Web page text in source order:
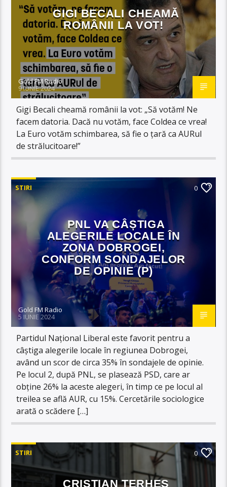
GIGI BECALI CHEAMĂ
ROMÂNII LA VOT!
Gold FM Radio
9 IUNIE 2024
Gigi Becali cheamă românii la vot: „Să votăm! Ne
facem datoria. Dacă nu votăm, face Coldea ce vrea!
La Euro votăm schimbarea, să fie o țară ca AURul
de strălucitoare!”
STIRI 0
PNL VA CÂȘTIGA
ALEGERILE LOCALE ÎN
ZONA DOBROGEI,
CONFORM SONDAJELOR
DE OPINIE (P)
Gold FM Radio
5 IUNIE 2024
Partidul Național Liberal este favorit pentru a
câștiga alegerile locale în regiunea Dobrogei,
având un scor de circa 35% în sondajele de opinie.
Pe locul 2, după PNL, se plasează PSD, care ar
obține 26% la aceste alegeri, în timp ce pe locul al
treilea se află AUR, cu 15%. Cercetările sociologice
arată o scădere […]
STIRI 0
CRISTIAN TERHEȘ